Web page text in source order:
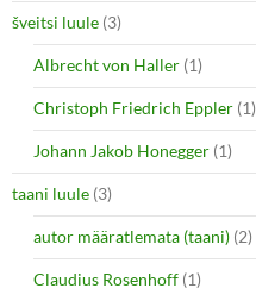
šveitsi luule (3)
Albrecht von Haller (1)
Christoph Friedrich Eppler (1)
Johann Jakob Honegger (1)
taani luule (3)
autor määratlemata (taani) (2)
Claudius Rosenhoff (1)